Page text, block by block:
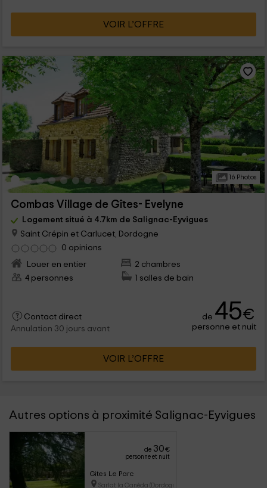
VOIR L’OFFRE
16 Photos
Combas Village de Gîtes- Evelyne
Logement situé à 4.7km de Salignac-Eyvigues
Saint Crépin et Carlucet, Dordogne
0 opinions
Louer en entier
2 chambres
4 personnes
1 salles de bain
Contact direct
Annulation 30 jours avant
de 45€
personne et nuit
VOIR L’OFFRE
Autres options à proximité Salignac-Eyvigues
de 30€
personne et nuit
Gites Le Parc
Sarlat la Canéda (Dordogne)